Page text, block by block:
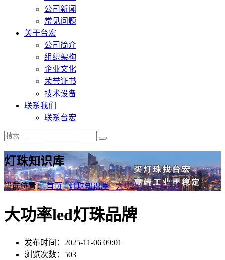
公司新闻
常见问题
关于台宏
公司简介
组织架构
企业文化
荣誉证书
技术设备
联系我们
联系台宏
灯珠知识库
当前位置：首页-灯珠知识库-大功率led灯珠品牌
大功率led灯珠品牌
发布时间：2025-11-06 09:01
浏览次数：503